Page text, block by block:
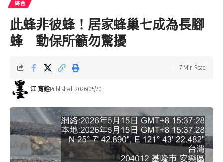
綜合
此蜂非彼蜂！居家蜂巢七成為長腳
蜂 動保所籲勿驚擾
江 育銓Published: 2026/05/20
7 Min Read